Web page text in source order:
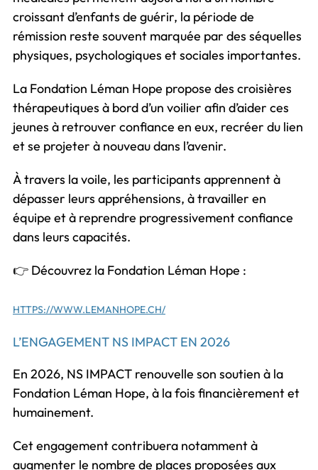
croissant d’enfants de guérir, la période de
rémission reste souvent marquée par des séquelles
physiques, psychologiques et sociales importantes.
La Fondation Léman Hope propose des croisières
thérapeutiques à bord d’un voilier afin d’aider ces
jeunes à retrouver confiance en eux, recréer du lien
et se projeter à nouveau dans l’avenir.
À travers la voile, les participants apprennent à
dépasser leurs appréhensions, à travailler en
équipe et à reprendre progressivement confiance
dans leurs capacités.
👉 Découvrez la Fondation Léman Hope :
HTTPS://WWW.LEMANHOPE.CH/
L’ENGAGEMENT NS IMPACT EN 2026
En 2026, NS IMPACT renouvelle son soutien à la
Fondation Léman Hope, à la fois financièrement et
humainement.
Cet engagement contribuera notamment à
augmenter le nombre de places proposées aux